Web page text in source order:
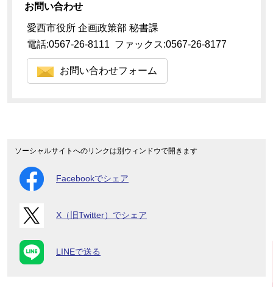
お問い合わせ
愛西市役所 企画政策部 秘書課
電話:0567-26-8111 ファックス:0567-26-8177
お問い合わせフォーム
ソーシャルサイトへのリンクは別ウィンドウで開きます
Facebookでシェア
X（旧Twitter）でシェア
LINEで送る